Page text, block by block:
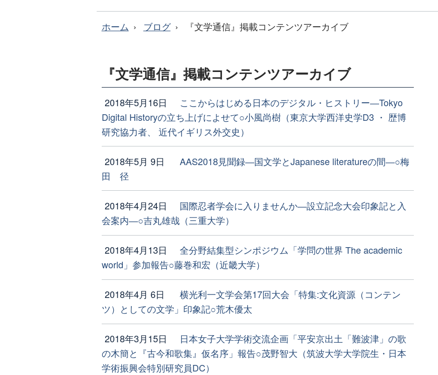
ホーム ブログ 『文学通信』掲載コンテンツアーカイブ
『文学通信』掲載コンテンツアーカイブ
2018年5月16日
ここからはじめる日本のデジタル・ヒストリー―Tokyo
Digital Historyの立ち上げによせて○小風尚樹（東京大学西洋史学D3 ・ 歴博
研究協力者、 近代イギリス外交史）
2018年5月 9日
AAS2018見聞録―国文学とJapanese literatureの間―○梅
田 径
2018年4月24日
国際忍者学会に入りませんか―設立記念大会印象記と入
会案内―○吉丸雄哉（三重大学）
2018年4月13日
全分野結集型シンポジウム「学問の世界 The academic
world」参加報告○藤巻和宏（近畿大学）
2018年4月 6日
横光利一文学会第17回大会「特集:文化資源（コンテン
ツ）としての文学」印象記○荒木優太
2018年3月15日
日本女子大学学術交流企画「平安京出土「難波津」の歌
の木簡と『古今和歌集』仮名序」報告○茂野智大（筑波大学大学院生・日本
学術振興会特別研究員DC）